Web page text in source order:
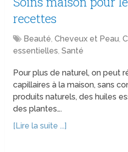
recettes
Beauté,Cheveux et Peau,
essentielles,Santé
Pour plus de naturel, on peut
capillaires à la maison, sans
produits naturels, des huiles
des plantes….
[Lire la suite ...]